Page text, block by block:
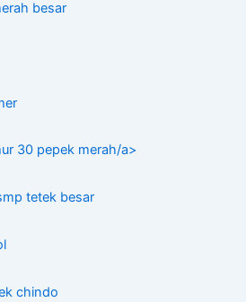
besar
30 pepek merah/a>
tetek besar
chindo